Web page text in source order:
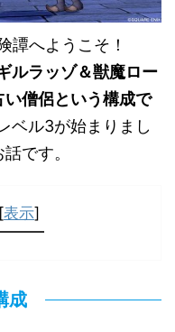
譚へようこそ！
ルラッゾ＆獣魔ロー
僧侶という構成で
ベル3が始まりまし
です。
[表示]
成